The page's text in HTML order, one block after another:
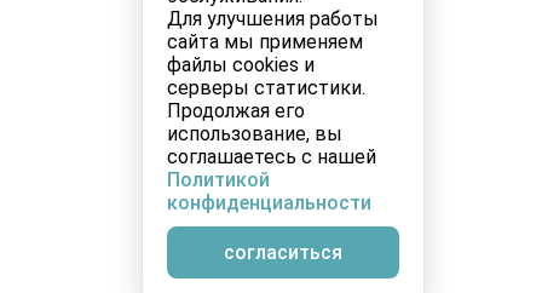
Для улучшения работы
сайта мы применяем
файлы cookies и
серверы статистики.
Продолжая его
использование, вы
соглашаетесь с нашей
Политикой
конфиденциальности
согласиться